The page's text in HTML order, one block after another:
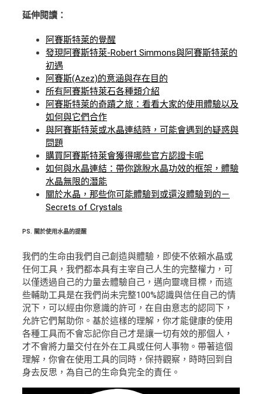
延伸閱讀：
阿賽斯特萊的覺醒
發現阿賽斯特萊-Robert Simmons與阿賽斯特萊的
初遇
阿賽斯(Azez)的意涵與存在目的
所有阿賽斯特萊石各種類介紹
阿賽斯特萊的奇蹟之旅：看看大家的使用體驗以及
如何與它們合作
與阿賽斯特萊或水晶連結時，可能會遇到的疑惑與
問題
購買阿賽斯特萊會獲得哪些官方認證卡呢
如何與水晶連結：帶你跳脫水晶功效的框架，體驗
水晶無限的潛能
關於水晶，那些你可能體驗到或還沒體驗到的－
Secrets of Crystals
PS. 關於使用水晶的提醒
我們的生命由我們自己創造與體驗，即使不依賴水晶或
任何工具，我們都本具有主宰自己人生的完整權力，可
以僅透過自己的力量去體驗自己，邁向靈魂目標，而這
些輔助工具是在我們尚未完整100%認識與信任自己的情
況下，可以經由你意識的許可，在自由意志的認同下，
允許它們幫助你。基於這樣的理解，你才能健康的使用
各種工具而不會忘記你自己才是讓一切有效的那個人，
才不會將力量交付在外在工具或任何人事物。帶著這個
理解，你會在使用工具的同時，保持觀察，時時回到自
身去反思，為自己的生命負完全的責任。